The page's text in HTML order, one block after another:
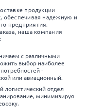
продукции
обеспечивая надежную и
предприятия.
наша компания
с различными
выбор наиболее
-
или авиационный.
логистический отдел
минимизируя